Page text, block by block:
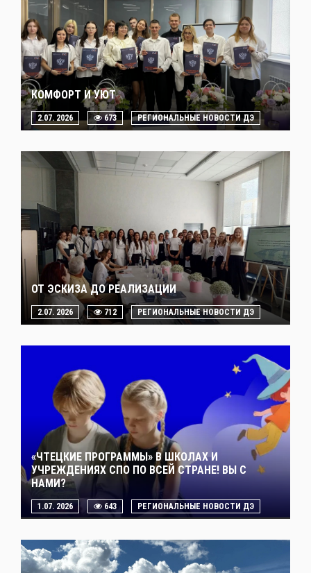
КОМФОРТ И УЮТ
2.07. 2026 673 РЕГИОНАЛЬНЫЕ НОВОСТИ ДЭ
ОТ ЭСКИЗА ДО РЕАЛИЗАЦИИ
2.07. 2026 712 РЕГИОНАЛЬНЫЕ НОВОСТИ ДЭ
«ЧТЕЦКИЕ ПРОГРАММЫ» В ШКОЛАХ И
УЧРЕЖДЕНИЯХ СПО ПО ВСЕЙ СТРАНЕ! ВЫ С
НАМИ?
1.07. 2026 643 РЕГИОНАЛЬНЫЕ НОВОСТИ ДЭ